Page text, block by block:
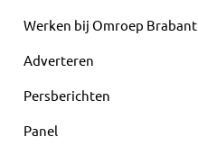
Werken bij Omroep Brabant
Adverteren
Persberichten
Panel